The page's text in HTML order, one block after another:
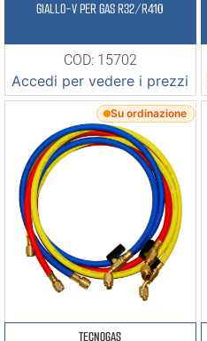
GIALLO-V PER GAS R32/R410
COD: 15702
Accedi per vedere i prezzi
Su ordinazione
TECNOGAS